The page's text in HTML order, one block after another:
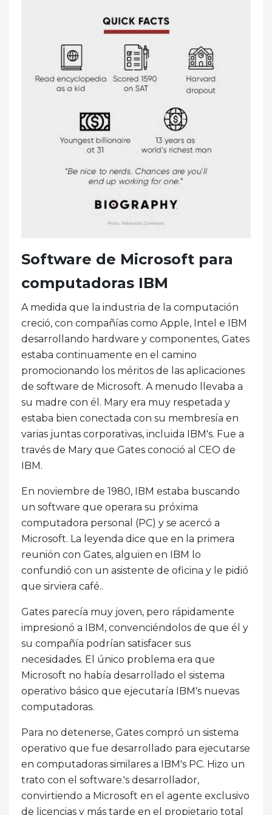
Software de Microsoft para
computadoras IBM
A medida que la industria de la computación
creció, con compañías como Apple, Intel e IBM
desarrollando hardware y componentes, Gates
estaba continuamente en el camino
promocionando los méritos de las aplicaciones
de software de Microsoft. A menudo llevaba a
su madre con él. Mary era muy respetada y
estaba bien conectada con su membresía en
varias juntas corporativas, incluida IBM's. Fue a
través de Mary que Gates conoció al CEO de
IBM.
En noviembre de 1980, IBM estaba buscando
un software que operara su próxima
computadora personal (PC) y se acercó a
Microsoft. La leyenda dice que en la primera
reunión con Gates, alguien en IBM lo
confundió con un asistente de oficina y le pidió
que sirviera café..
Gates parecía muy joven, pero rápidamente
impresionó a IBM, convenciéndolos de que él y
su compañía podrían satisfacer sus
necesidades. El único problema era que
Microsoft no había desarrollado el sistema
operativo básico que ejecutaría IBM's nuevas
computadoras.
Para no detenerse, Gates compró un sistema
operativo que fue desarrollado para ejecutarse
en computadoras similares a IBM's PC. Hizo un
trato con el software.'s desarrollador,
convirtiendo a Microsoft en el agente exclusivo
de licencias y más tarde en el propietario total